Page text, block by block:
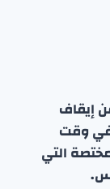
إيقاف
في وقت
التي